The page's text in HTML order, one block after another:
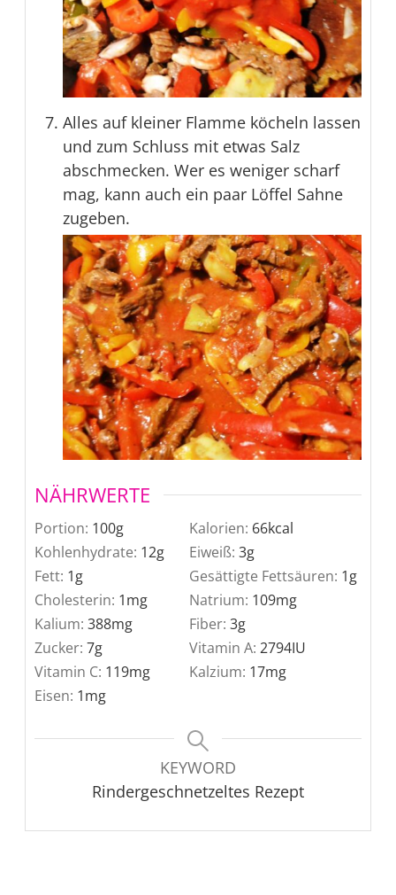
Alles auf kleiner Flamme köcheln lassen
und zum Schluss mit etwas Salz
abschmecken. Wer es weniger scharf
mag, kann auch ein paar Löffel Sahne
zugeben.
NÄHRWERTE
Portion: 100g Kalorien: 66kcal
Kohlenhydrate: 12g Eiweiß: 3g
Fett: 1g Gesättigte Fettsäuren: 1g
Cholesterin: 1mg Natrium: 109mg
Kalium: 388mg Fiber: 3g
Zucker: 7g Vitamin A: 2794IU
Vitamin C: 119mg Kalzium: 17mg
Eisen: 1mg
KEYWORD
Rindergeschnetzeltes Rezept